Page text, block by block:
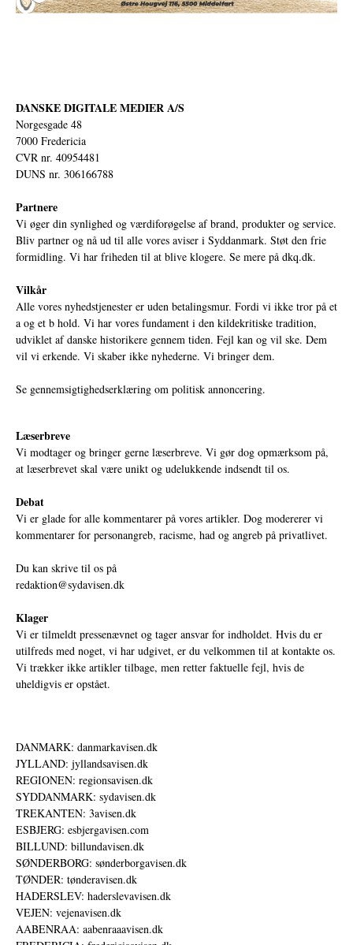
DANSKE DIGITALE MEDIER A/S
Norgesgade 48
7000 Fredericia
CVR nr. 40954481
DUNS nr. 306166788
Partnere
Vi øger din synlighed og værdiforøgelse af brand, produkter og service.
Bliv partner og nå ud til alle vores aviser i Syddanmark. Støt den frie
formidling. Vi har friheden til at blive klogere. Se mere på dkq.dk.
Vilkår
Alle vores nyhedstjenester er uden betalingsmur. Fordi vi ikke tror på et
a og et b hold. Vi har vores fundament i den kildekritiske tradition,
udviklet af danske historikere gennem tiden. Fejl kan og vil ske. Dem
vil vi erkende. Vi skaber ikke nyhederne. Vi bringer dem.
Se gennemsigtighedserklæring om politisk annoncering.
Læserbreve
Vi modtager og bringer gerne læserbreve. Vi gør dog opmærksom på,
at læserbrevet skal være unikt og udelukkende indsendt til os.
Debat
Vi er glade for alle kommentarer på vores artikler. Dog modererer vi
kommentarer for personangreb, racisme, had og angreb på privatlivet.
Du kan skrive til os på
redaktion@sydavisen.dk
Klager
Vi er tilmeldt pressenævnet og tager ansvar for indholdet. Hvis du er
utilfreds med noget, vi har udgivet, er du velkommen til at kontakte os.
Vi trækker ikke artikler tilbage, men retter faktuelle fejl, hvis de
uheldigvis er opstået.
DANMARK: danmarkavisen.dk
JYLLAND: jyllandsavisen.dk
REGIONEN: regionsavisen.dk
SYDDANMARK: sydavisen.dk
TREKANTEN: 3avisen.dk
ESBJERG: esbjergavisen.com
BILLUND: billundavisen.dk
SØNDERBORG: sønderborgavisen.dk
TØNDER: tønderavisen.dk
HADERSLEV: haderslevavisen.dk
VEJEN: vejenavisen.dk
AABENRAA: aabenraaavisen.dk